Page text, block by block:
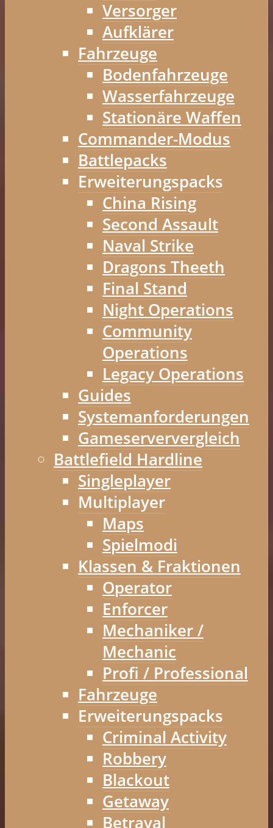
Versorger
Aufklärer
Fahrzeuge
Bodenfahrzeuge
Wasserfahrzeuge
Stationäre Waffen
Commander-Modus
Battlepacks
Erweiterungspacks
China Rising
Second Assault
Naval Strike
Dragons Theeth
Final Stand
Night Operations
Community
Operations
Legacy Operations
Guides
Systemanforderungen
Gameserververgleich
Battlefield Hardline
Singleplayer
Multiplayer
Maps
Spielmodi
Klassen & Fraktionen
Operator
Enforcer
Mechaniker /
Mechanic
Profi / Professional
Fahrzeuge
Erweiterungspacks
Criminal Activity
Robbery
Blackout
Getaway
Betrayal